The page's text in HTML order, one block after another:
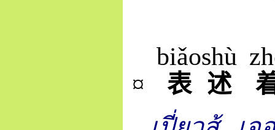
¤ 表
biǎo
述
shù